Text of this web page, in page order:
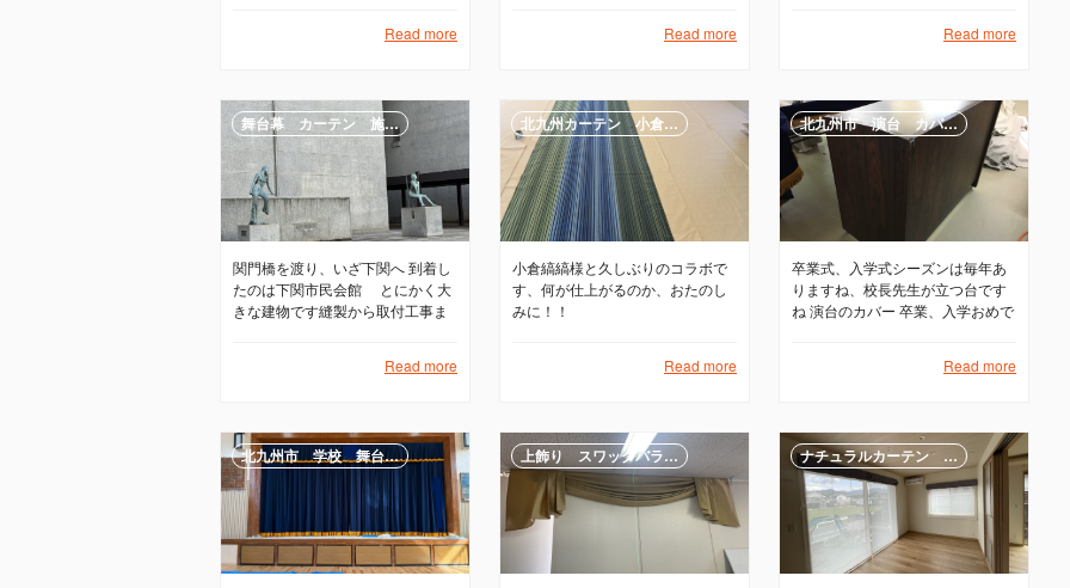
Read more Read more Read more
舞台幕 カーテン 施…
関門橋を渡り、いざ下関へ 到着し
たのは下関市民会館 とにかく大
きな建物です縫製から取付工事ま
Read more
北九州カーテン 小倉…
小倉縞縞様と久しぶりのコラボで
す、何が仕上がるのか、おたのし
みに！！
Read more
北九州市 演台 カバ…
卒業式、入学式シーズンは毎年あ
りますね、校長先生が立つ台です
ね 演台のカバー 卒業、入学おめで
Read more
北九州市 学校 舞台… 上飾り スワッグバラ… ナチュラルカーテン …